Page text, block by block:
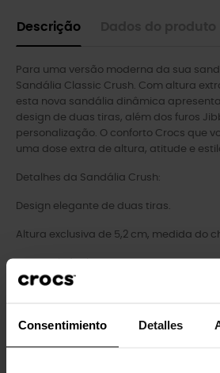
Consentimiento Detalles
Descrição
Para uma versão moderna da sua
Sandália Classic Crush. Com altura
esta nova sandália dinâmica
design de duas tiras, além dos furos
personalização. O conforto Crocs que
uma dose extra de altura, atitude e
Detalhes da Sandália Crush:
Design elegante de duas tiras.
Altura exclusiva de 5,2 cm, medida do
Icônico Crocs Comfort™: Leve. Flexível.